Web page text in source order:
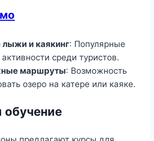
и каякинг: Популярные
среди туристов.
маршруты: Возможность
озеро на катере или каяке.